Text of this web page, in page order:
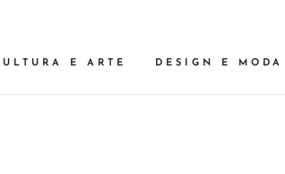
E ARTE DESIGN E MODA